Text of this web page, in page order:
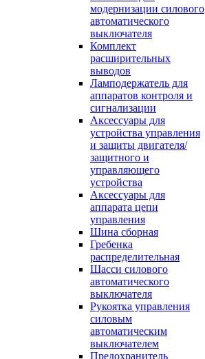
модернизации силового
автоматического
выключателя
Комплект
расширительных
выводов
Ламподержатель для
аппаратов контроля и
сигнализации
Аксессуары для
устройства управления
и защиты двигателя/
защитного и
управляющего
устройства
Аксессуары для
аппарата цепи
управления
Шина сборная
Гребенка
распределительная
Шасси силового
автоматического
выключателя
Рукоятка управления
силовым
автоматическим
выключателем
Предохранитель